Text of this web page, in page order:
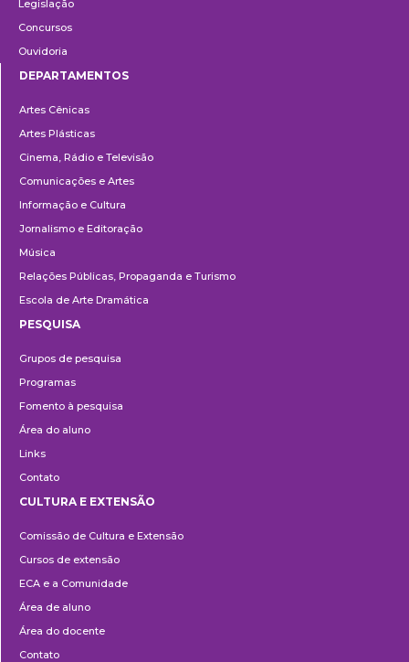
Legislação
Concursos
Ouvidoria
DEPARTAMENTOS
Artes Cênicas
Artes Plásticas
Cinema, Rádio e Televisão
Comunicações e Artes
Informação e Cultura
Jornalismo e Editoração
Música
Relações Públicas, Propaganda e Turismo
Escola de Arte Dramática
PESQUISA
Grupos de pesquisa
Programas
Fomento à pesquisa
Área do aluno
Links
Contato
e
Extensão
CULTURA E EXTENSÃO
Comissão de Cultura e Extensão
Cursos de extensão
ECA e a Comunidade
Área de aluno
Área do docente
Contato